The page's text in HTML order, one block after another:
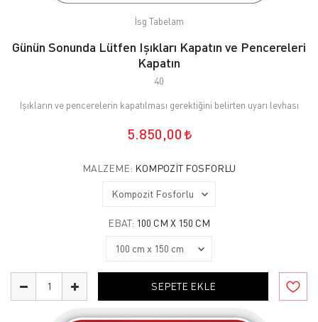
İsg Tabelam
Günün Sonunda Lütfen Işıkları Kapatın ve Pencereleri
Kapatın
40
Işıkların ve pencerelerin kapatılması gerektiğini belirten uyarı levhası
5.850,00
MALZEME: KOMPOZIT FOSFORLU
EBAT: 100 CM X 150 CM
SEPETE EKLE